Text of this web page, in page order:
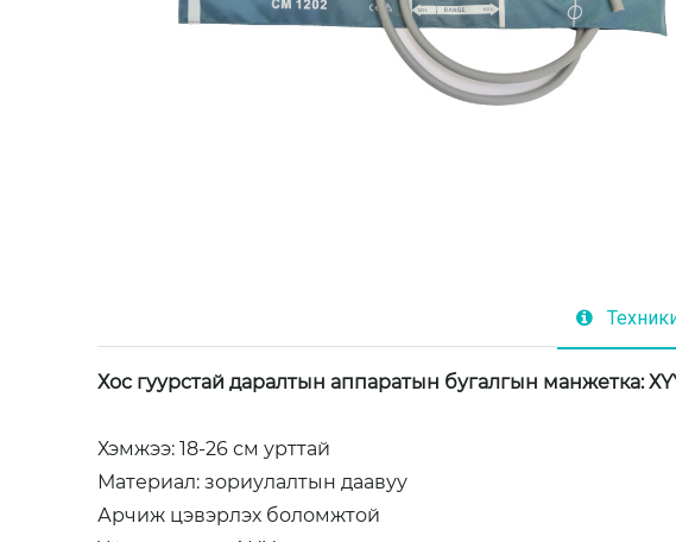
Хос гуурстай даралтын аппаратын бугалгын манжетка:
Хэмжээ: 18-26 см урттай
Материал: зориулалтын даавуу
Арчиж цэвэрлэх боломжтой